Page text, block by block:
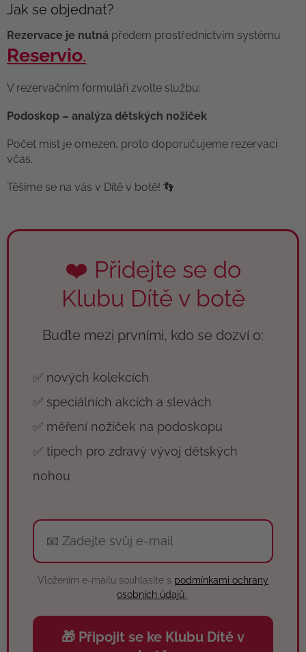
Jak se objednat?
Rezervace je nutná předem prostřednictvím systému
Reservio.
V rezervačním formuláři zvolte službu:
Podoskop – analýza dětských nožiček
Počet míst je omezen, proto doporučujeme rezervaci
včas.
Těšíme se na vás v Dítě v botě! 👣
❤️ Přidejte se do
Klubu Dítě v botě
Buďte mezi prvními, kdo se dozví o:
✅ nových kolekcích
✅ speciálních akcích a slevách
✅ měření nožiček na podoskopu
✅ tipech pro zdravý vývoj dětských
nohou
Vložením e-mailu souhlasíte s podmínkami ochrany
osobních údajů .
🎁 Připojit se ke Klubu Dítě v